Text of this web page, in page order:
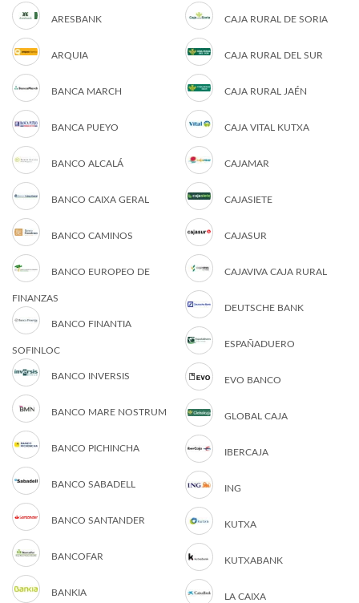
ARESBANK
ARQUIA
BANCA MARCH
BANCA PUEYO
BANCO ALCALÁ
BANCO CAIXA GERAL
BANCO CAMINOS
BANCO EUROPEO DE
FINANZAS
BANCO FINANTIA
SOFINLOC
BANCO INVERSIS
BANCO MARE NOSTRUM
BANCO PICHINCHA
BANCO SABADELL
BANCO SANTANDER
BANCOFAR
BANKIA
CAJA RURAL DE SORIA
CAJA RURAL DEL SUR
CAJA RURAL JAÉN
CAJA VITAL KUTXA
CAJAMAR
CAJASIETE
CAJASUR
CAJAVIVA CAJA RURAL
DEUTSCHE BANK
ESPAÑADUERO
EVO BANCO
GLOBAL CAJA
IBERCAJA
ING
KUTXA
KUTXABANK
LA CAIXA